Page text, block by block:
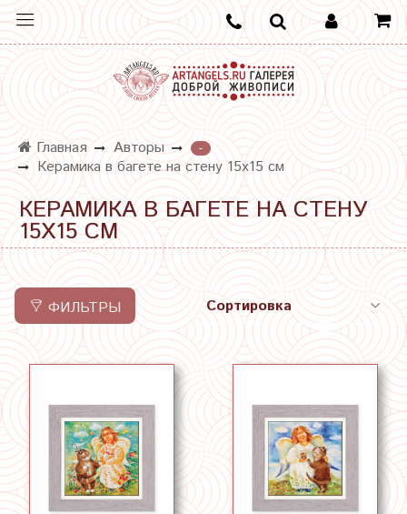
Главная Авторы
-
Керамика в багете на стену 15х15 см
КЕРАМИКА В БАГЕТЕ НА СТЕНУ
15Х15 СМ
ФИЛЬТРЫ